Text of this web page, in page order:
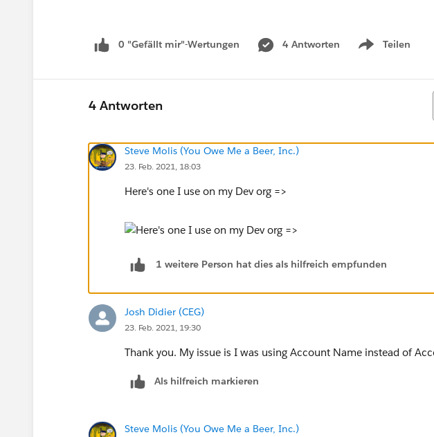
0 "Gefällt mir"-Wertungen 4 Antworten Teilen
Show menu
4 Antworten
Steve Molis (You Owe Me a Beer, Inc.)
23. Feb. 2021, 18:03
Here's one I use on my Dev org =>
1 weitere Person hat dies als hilfreich empfunden
Josh Didier (CEG)
23. Feb. 2021, 19:30
Thank you. My issue is I was using Account Name instead of
Als hilfreich markieren
Steve Molis (You Owe Me a Beer, Inc.)